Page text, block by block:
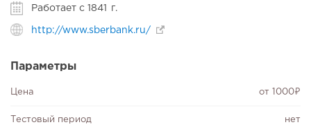
Работает с 1841 г.
http://www.sberbank.ru/
Параметры
Цена от 1000₽
Тестовый период нет